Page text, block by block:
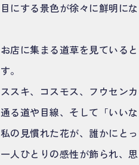
目にする景色が徐々に鮮明に
お店に集まる道草を見ている
す。
ススキ、コスモス、フウセン
通る道や目線、そして「いい
私の見慣れた花が、誰かにと
一人ひとりの感性が飾られ、